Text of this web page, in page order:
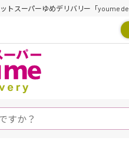
トスーパーゆめデリバリー「youme